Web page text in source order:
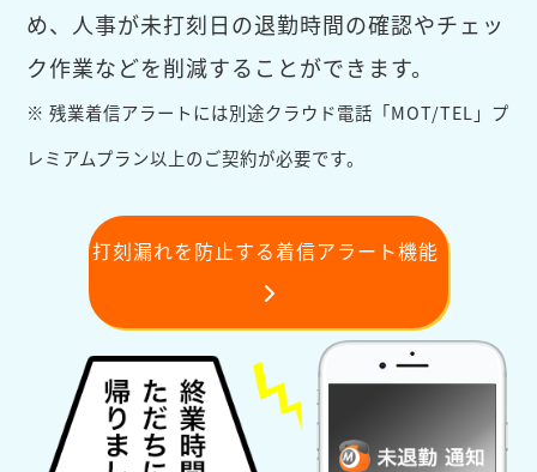
め、人事が未打刻日の退勤時間の確認やチェッ
ク作業などを削減することができます。
※ 残業着信アラートには別途クラウド電話「MOT/TEL」プ
レミアムプラン以上のご契約が必要です。
打刻漏れを防止する着信アラート機能